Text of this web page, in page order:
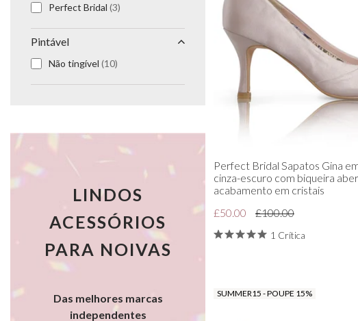
Perfect Bridal (3)
Pintável
Não tingível (10)
LINDOS
ACESSÓRIOS
PARA NOIVAS
Das melhores marcas
independentes
Perfect Bridal Sapatos Gina
cinza-escuro com biqueira
acabamento em cristais
£50.00
£100.00
1 Crítica
SUMMER15 - POUPE 15%